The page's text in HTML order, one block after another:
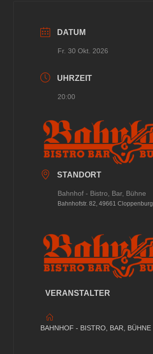
DATUM
Fr. 30 Okt. 2026
UHRZEIT
20:00
STANDORT
Bahnhof - Bistro, Bar, Bühne
Bahnhofstr. 82, 49661 Cloppenburg
VERANSTALTER
BAHNHOF - BISTRO, BAR, BÜHNE